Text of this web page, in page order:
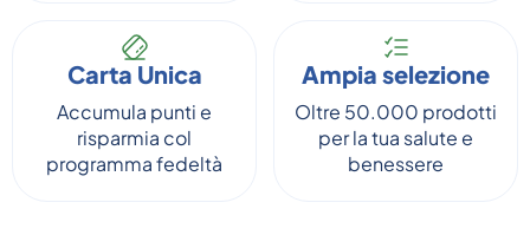
Carta Unica
Accumula punti e
risparmia col
programma fedeltà
Ampia selezione
Oltre 50.000 prodotti
per la tua salute e
benessere